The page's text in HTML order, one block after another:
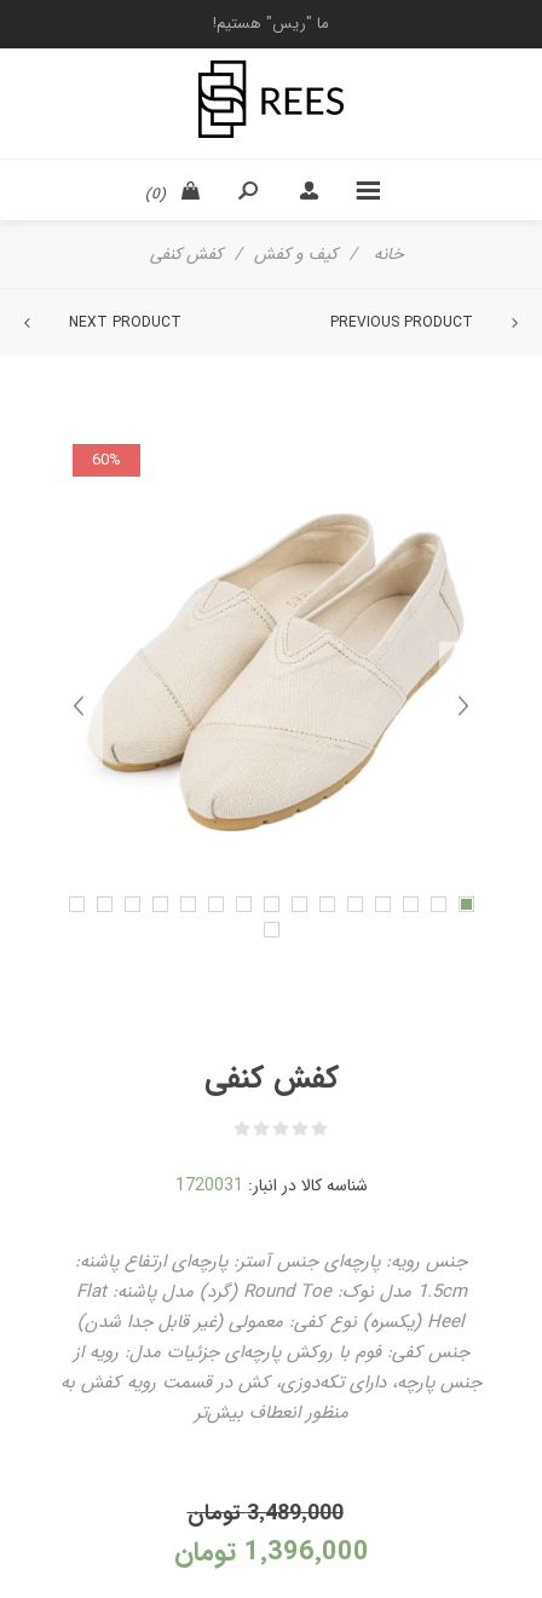
ما "ریس" هستیم!
(0)
خانه / کیف و کفش / کفش کنفی
PREVIOUS PRODUCT
NEXT PRODUCT
60%
کفش کنفی
شناسه کالا در انبار: 1720031
جنس رویه: پارچه‌ای جنس آستر: پارچه‌ای ارتفاع پاشنه:
1.5cm مدل نوک: Round Toe (گرد) مدل پاشنه: Flat
Heel (یکسره) نوع کفی: معمولی (غیر قابل جدا شدن)
جنس کفی: فوم با روکش پارچه‌ای جزئیات مدل: رویه از
جنس پارچه، دارای تکه‌دوزی، کش در قسمت رویه کفش به
منظور انعطاف بیش‌تر
3٬489٬000 تومان
1٬396٬000 تومان